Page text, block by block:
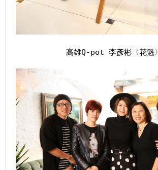
高雄Q-pot 李彥彬〈花魁〉